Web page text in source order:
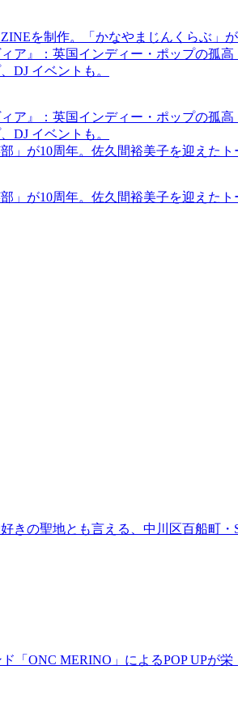
を制作。「かなやまじんくらぶ」
ア』：英国インディー・ポップの孤
DJ イベントも。
ア』：英国インディー・ポップの孤
DJ イベントも。
」が10周年。佐久間裕美子を迎えた
」が10周年。佐久間裕美子を迎えた
きの聖地とも言える、中川区百船町
「ONC MERINO」によるPOP UPが